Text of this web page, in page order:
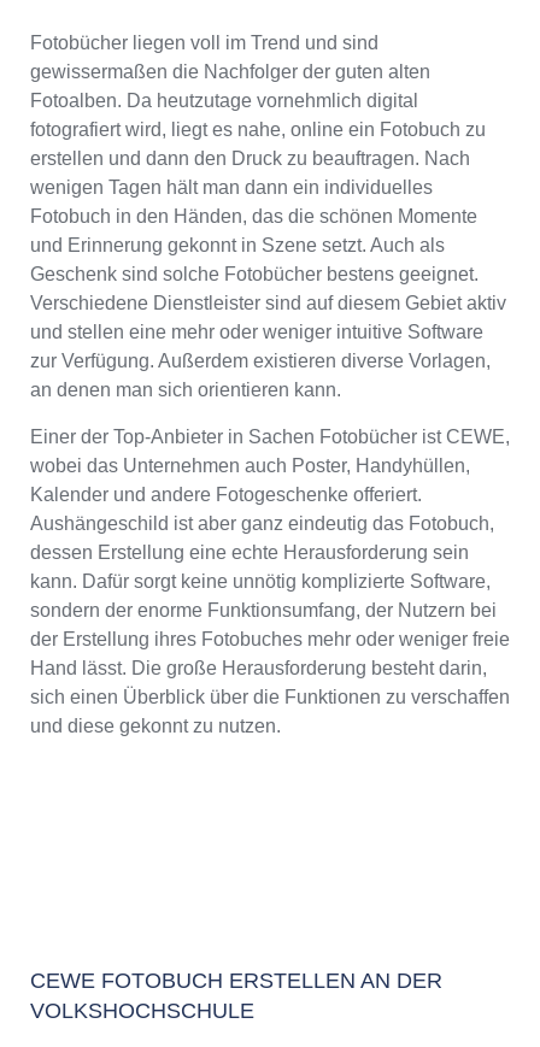
Fotobücher liegen voll im Trend und sind
gewissermaßen die Nachfolger der guten alten
Fotoalben. Da heutzutage vornehmlich digital
fotografiert wird, liegt es nahe, online ein Fotobuch zu
erstellen und dann den Druck zu beauftragen. Nach
wenigen Tagen hält man dann ein individuelles
Fotobuch in den Händen, das die schönen Momente
und Erinnerung gekonnt in Szene setzt. Auch als
Geschenk sind solche Fotobücher bestens geeignet.
Verschiedene Dienstleister sind auf diesem Gebiet aktiv
und stellen eine mehr oder weniger intuitive Software
zur Verfügung. Außerdem existieren diverse Vorlagen,
an denen man sich orientieren kann.
Einer der Top-Anbieter in Sachen Fotobücher ist CEWE,
wobei das Unternehmen auch Poster, Handyhüllen,
Kalender und andere Fotogeschenke offeriert.
Aushängeschild ist aber ganz eindeutig das Fotobuch,
dessen Erstellung eine echte Herausforderung sein
kann. Dafür sorgt keine unnötig komplizierte Software,
sondern der enorme Funktionsumfang, der Nutzern bei
der Erstellung ihres Fotobuches mehr oder weniger freie
Hand lässt. Die große Herausforderung besteht darin,
sich einen Überblick über die Funktionen zu verschaffen
und diese gekonnt zu nutzen.
CEWE FOTOBUCH ERSTELLEN AN DER
VOLKSHOCHSCHULE